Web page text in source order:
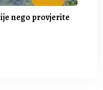
nego provjerite